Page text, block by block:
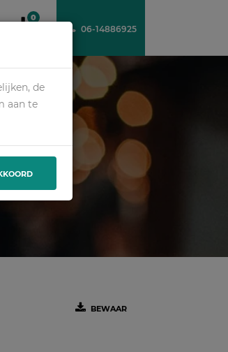
06-14886925
0
BEWAAR
de
aan te